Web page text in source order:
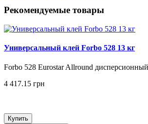
Рекомендуемые товары
Универсальный клей Forbo 528 13 кг
Forbo 528 Eurostar Allround
4 417.15 грн
Купить